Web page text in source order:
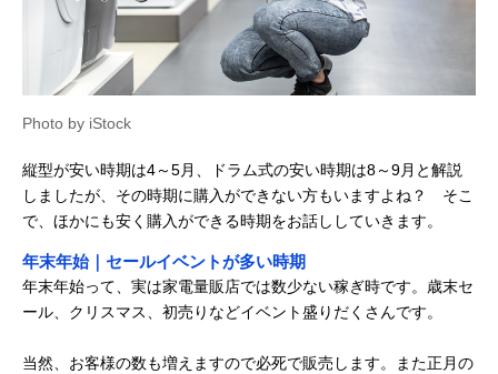
Photo by iStock
縦型が安い時期は4～5月、ドラム式の安い時期は8～9月と解説
しましたが、その時期に購入ができない方もいますよね？ そこ
で、ほかにも安く購入ができる時期をお話ししていきます。
年末年始｜セールイベントが多い時期
年末年始って、実は家電量販店では数少ない稼ぎ時です。歳末セ
ール、クリスマス、初売りなどイベント盛りだくさんです。
当然、お客様の数も増えますので必死で販売します。また正月の